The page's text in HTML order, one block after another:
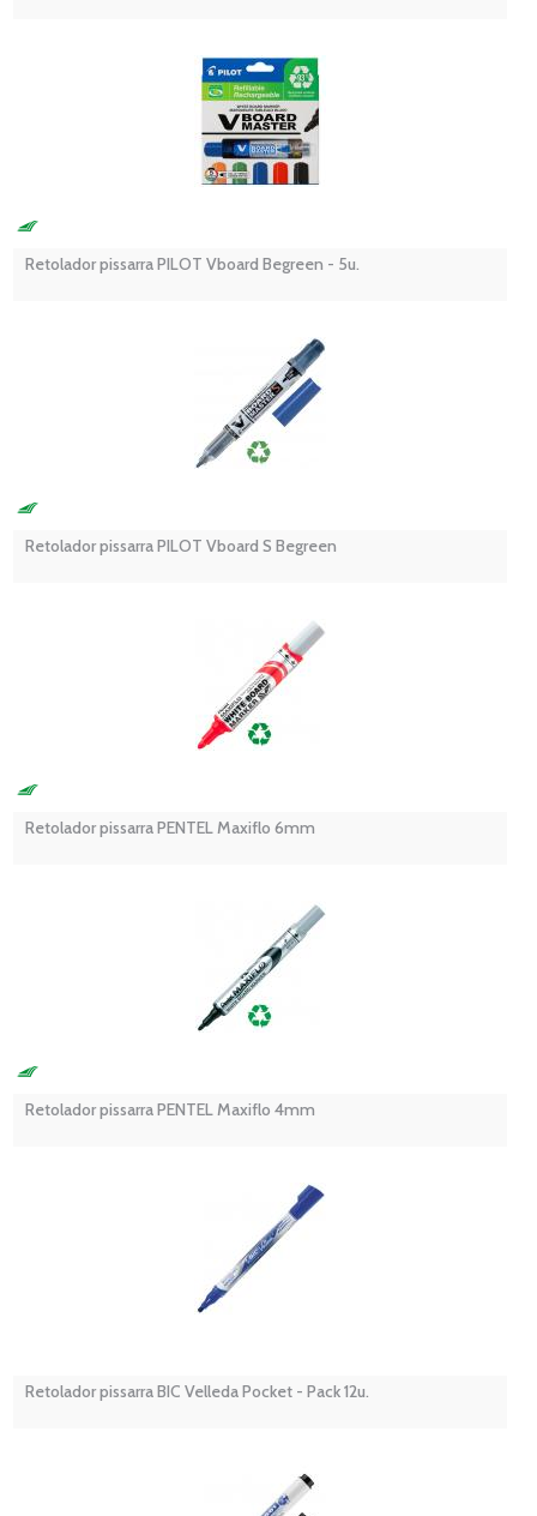
Retolador pissarra PILOT Vboard Begreen - 5u.
Retolador pissarra PILOT Vboard S Begreen
Retolador pissarra PENTEL Maxiflo 6mm
Retolador pissarra PENTEL Maxiflo 4mm
Retolador pissarra BIC Velleda Pocket - Pack 12u.